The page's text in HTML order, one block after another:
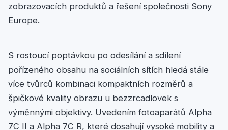
zobrazovacích produktů a řešení společnosti Sony
Europe.
S rostoucí poptávkou po odesílání a sdílení
pořízeného obsahu na sociálních sítích hledá stále
více tvůrců kombinaci kompaktních rozměrů a
špičkové kvality obrazu u bezzrcadlovek s
výměnnými objektivy. Uvedením fotoaparátů Alpha
7C II a Alpha 7C R, které dosahují vysoké mobility a